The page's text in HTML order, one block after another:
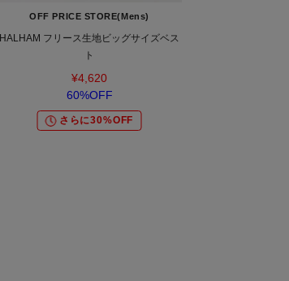
OFF PRICE STORE(Mens)
HALHAM フリース生地ビッグサイズベス
ト
¥4,620
60%OFF
さらに30%OFF